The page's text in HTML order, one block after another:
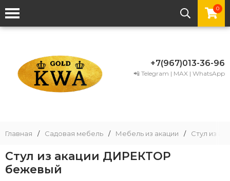
0
+7(967)013-36-96
📲 Telegram | MAX | WhatsApp
Главная / Садовая мебель / Мебель из акации / Стул из
Стул из акации ДИРЕКТОР
бежевый